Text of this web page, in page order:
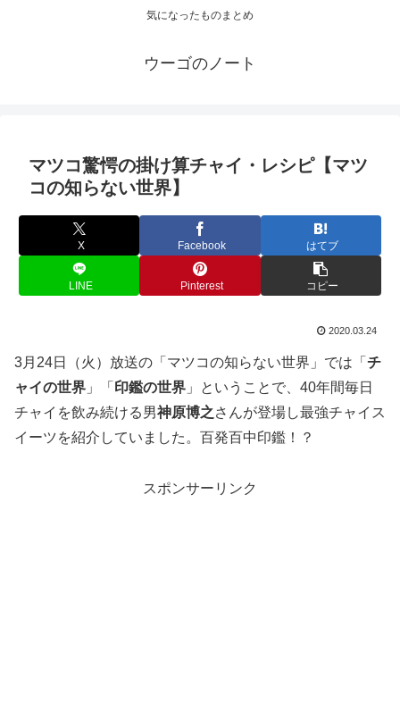
気になったものまとめ
ウーゴのノート
マツコ驚愕の掛け算チャイ・レシピ【マツ
コの知らない世界】
X Facebook はてブ
LINE Pinterest コピー
2020.03.24
3月24日（火）放送の「マツコの知らない世界」では「 チ
ャイの世界 」「 印鑑の世界 」ということで、40年間毎日
チャイを飲み続ける男神原博之さんが登場し最強チャイス
イーツを紹介していました。百発百中印鑑！？
スポンサーリンク